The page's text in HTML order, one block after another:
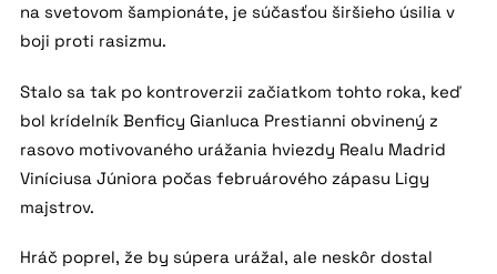
na svetovom šampionáte, je súčasťou širšieho úsilia v
boji proti rasizmu.
Stalo sa tak po kontroverzii začiatkom tohto roka, keď
bol krídelník Benficy Gianluca Prestianni obvinený z
rasovo motivovaného urážania hviezdy Realu Madrid
Viníciusa Júniora počas februárového zápasu Ligy
majstrov.
Hráč poprel, že by súpera urážal, ale neskôr dostal